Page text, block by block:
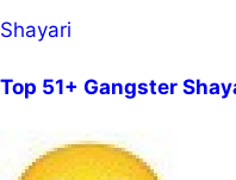
Shayari
Top 51+ Gangster